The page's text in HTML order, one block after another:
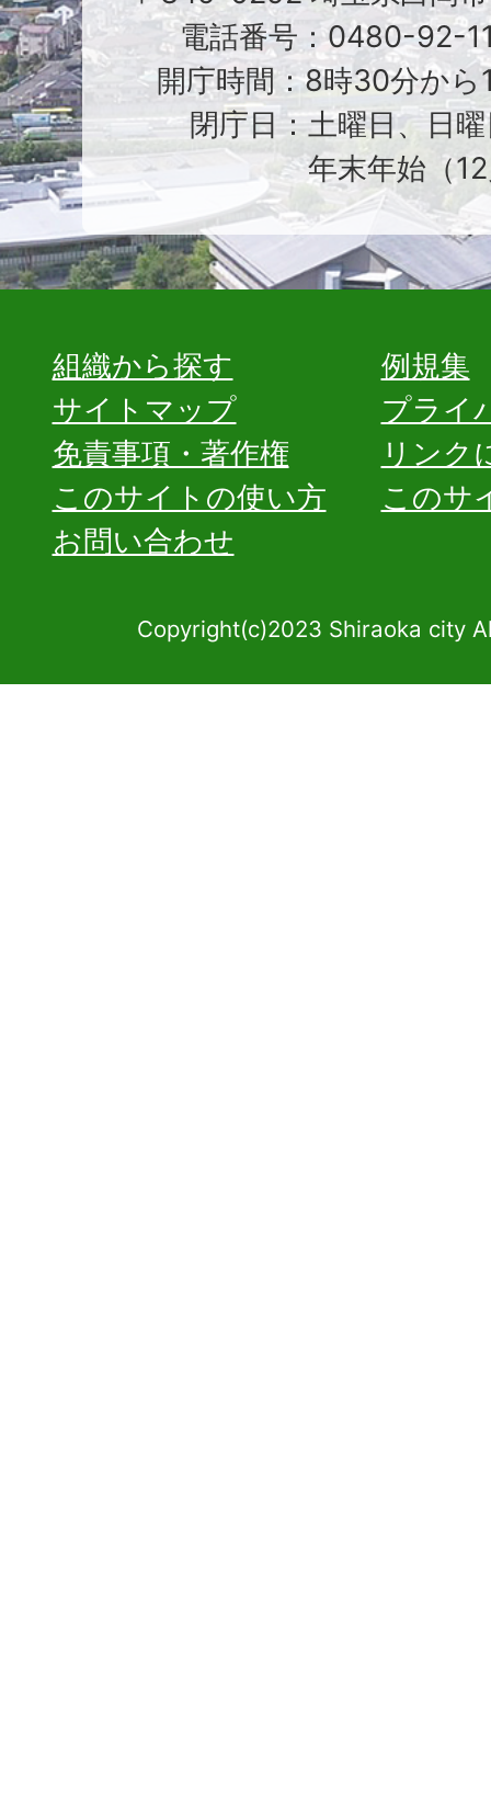
電話番号：0480-92-
開庁時間：8時30分から
閉庁日：土曜日、日
年末年始（
組織から探す
例規集
サイトマップ
プライ
免責事項・著作権
リンク
このサイトの使い方
このサ
お問い合わせ
Copyright(c)2023 Shiraoka city